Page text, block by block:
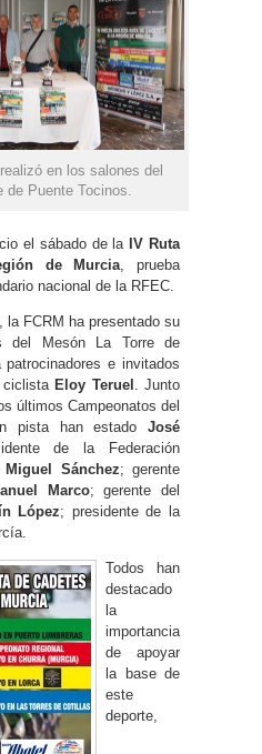
en los salones del
de Puente Tocinos.
el sábado de laIV Ruta
de Murcia, prueba
nacional de la RFEC.
la FCRM ha presentado su
del Mesón La Torre de
e invitados
ciclista Eloy Teruel . Junto
últimos Campeonatos del
pista han estado José
de la Federación
Miguel Sánchez; gerente
Marco; gerente del
López; presidente de la
Todos han
destacado
la
importancia
de apoyar
la base de
este
deporte,